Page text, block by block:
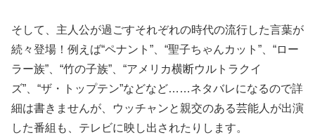
そして、主人公が過ごすそれぞれの時代の流行した言葉が
続々登場！例えば“ペナント”、“聖子ちゃんカット”、“ロー
ラー族”、“竹の子族”、“アメリカ横断ウルトラクイ
ズ”、“ザ・トップテン”などなど……ネタバレになるので詳
細は書きませんが、ウッチャンと親交のある芸能人が出演
した番組も、テレビに映し出されたりします。